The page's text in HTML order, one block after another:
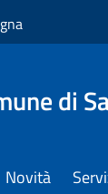
di
Novità